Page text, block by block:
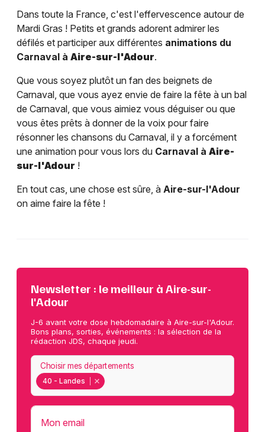
Dans toute la France, c'est l'effervescence autour de
Mardi Gras ! Petits et grands adorent admirer les
défilés et participer aux différentes animations du
Carnaval à Aire-sur-l'Adour.
Que vous soyez plutôt un fan des beignets de
Carnaval, que vous ayez envie de faire la fête à un bal
de Carnaval, que vous aimiez vous déguiser ou que
vous êtes prêts à donner de la voix pour faire
résonner les chansons du Carnaval, il y a forcément
une animation pour vous lors du Carnaval à Aire-
sur-l'Adour !
En tout cas, une chose est sûre, à Aire-sur-l'Adour
on aime faire la fête !
Newsletter : le meilleur à Aire-sur-
l'Adour
J-6 avant votre dose hebdomadaire à Aire-sur-l'Adour.
Bons plans, sorties, événements : la sélection de la
rédaction JDS, chaque jeudi.
40 - Landes
Choisir mes départements
Mon email